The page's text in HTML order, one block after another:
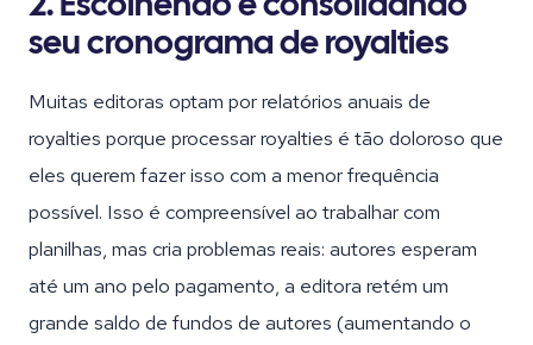
2. Escolhendo e consolidando
seu cronograma de royalties
Muitas editoras optam por relatórios anuais de
royalties porque processar royalties é tão doloroso que
eles querem fazer isso com a menor frequência
possível. Isso é compreensível ao trabalhar com
planilhas, mas cria problemas reais: autores esperam
até um ano pelo pagamento, a editora retém um
grande saldo de fundos de autores (aumentando o